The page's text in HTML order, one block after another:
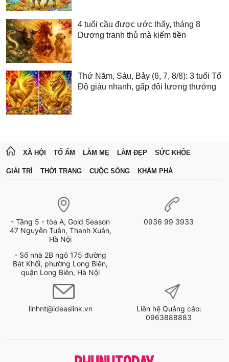
4 tuổi cầu được ước thấy, tháng 8
Dương tranh thủ mà kiếm tiền
Thứ Năm, Sáu, Bảy (6, 7, 8/8): 3 tuổi Tổ
Độ giàu nhanh, gấp đôi lương thưởng
XÃ HỘI TỔ ẤM LÀM MẸ LÀM ĐẸP SỨC KHỎE
GIẢI TRÍ THỜI TRANG CUỘC SỐNG KHÁM PHÁ
- Tầng 5 - tòa A, Gold Season
47 Nguyễn Tuân, Thanh Xuân,
Hà Nội
- Số nhà 2B ngõ 175 đường
Bát Khối, phường Long Biên,
quận Long Biên, Hà Nội
0936 99 3933
linhnt@ideaslink.vn
Liên hệ Quảng cáo:
0963888883